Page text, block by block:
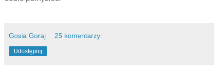
Gosia Goraj 25 komentarzy:
Udostępnij